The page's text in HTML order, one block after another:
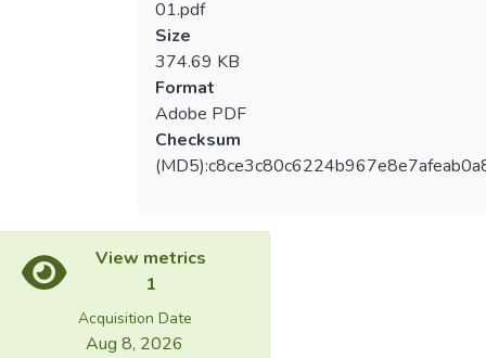
01.pdf
Size
374.69 KB
Format
Adobe PDF
Checksum
View metrics
1
Acquisition Date
Aug 8, 2026